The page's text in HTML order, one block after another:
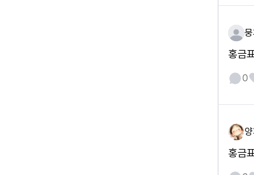
뭉
홍금
0
홍금